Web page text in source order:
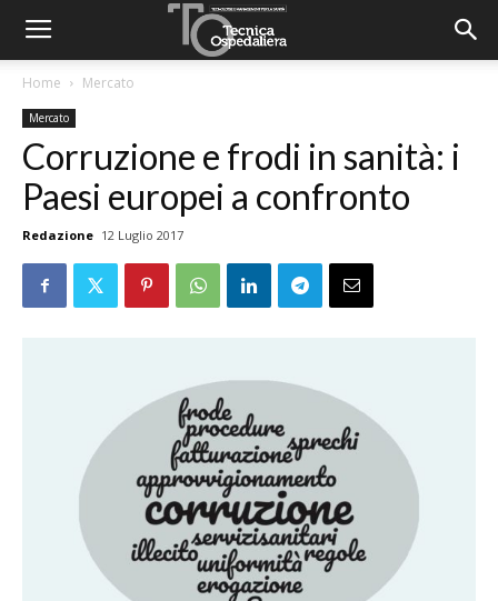
Home Mercato
Mercato
Corruzione e frodi in sanità: i
Paesi europei a confronto
Redazione 12 Luglio 2017